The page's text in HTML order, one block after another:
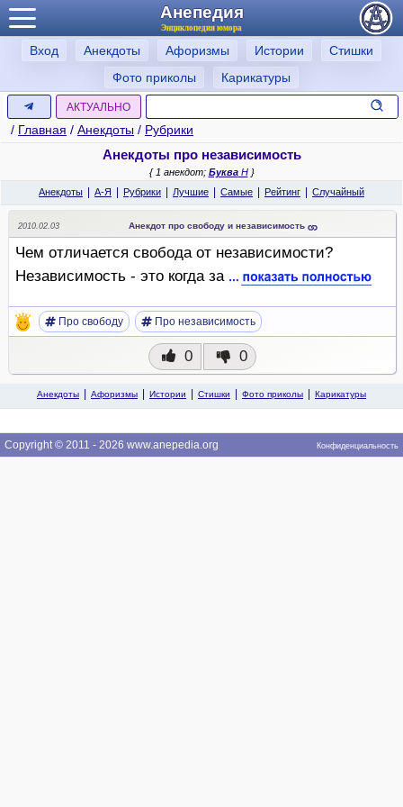
Анепедия
Энциклопедия юмора
Вход Анекдоты Афоризмы Истории
Стишки
Фото приколы
Карикатуры
АКТУАЛЬНО
/ Главная / Анекдоты / Рубрики
Анекдоты про независимость
{ 1 анекдот; БукваН}
Анекдоты
А-Я Рубрики Лучшие Самые Рейтинг Случайный
2010.02.03 Анекдот про свободу и независимость
Чем отличается свобода от независимости?
Независимость - это когда за
Про свободу Про независимость
0 0
Анекдоты Афоризмы Истории Стишки Фото приколы Карикатуры
Copyright © 2011 - 2026 www.anepedia.org Конфиденциальность